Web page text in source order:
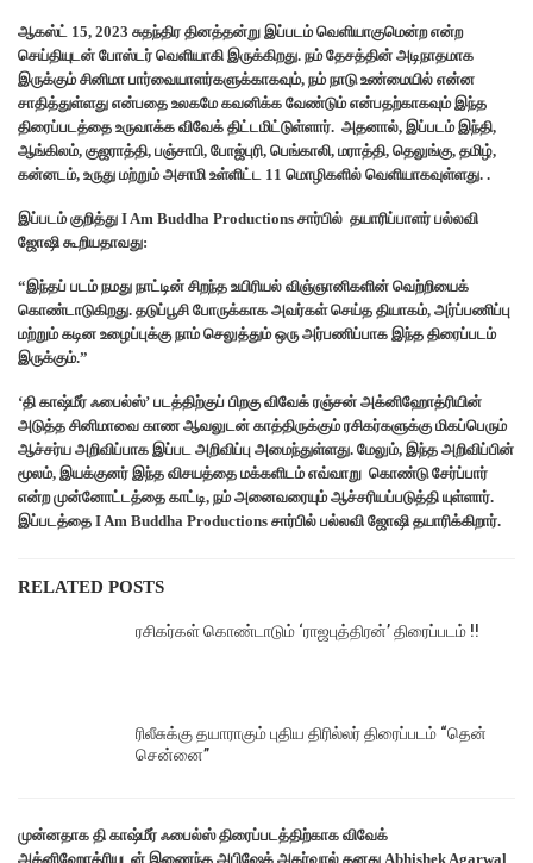
ஆகஸ்ட் 15, 2023 சுதந்திர தினத்தன்று இப்படம் வெளியாகுமென்ற என்ற
செய்தியுடன் போஸ்டர் வெளியாகி இருக்கிறது. நம் தேசத்தின் அடிநாதமாக
இருக்கும் சினிமா பார்வையாளர்களுக்காகவும், நம் நாடு உண்மையில் என்ன
சாதித்துள்ளது என்பதை உலகமே கவனிக்க வேண்டும் என்பதற்காகவும் இந்த
திரைப்படத்தை உருவாக்க விவேக் திட்டமிட்டுள்ளார். அதனால், இப்படம் இந்தி,
ஆங்கிலம், குஜராத்தி, பஞ்சாபி, போஜ்புரி, பெங்காலி, மராத்தி, தெலுங்கு, தமிழ்,
கன்னடம், உருது மற்றும் அசாமி உள்ளிட்ட 11 மொழிகளில் வெளியாகவுள்ளது. .
இப்படம் குறித்து I Am Buddha Productions சார்பில் தயாரிப்பாளர் பல்லவி
ஜோஷி கூறியதாவது:
“இந்தப் படம் நமது நாட்டின் சிறந்த உயிரியல் விஞ்ஞானிகளின் வெற்றியைக்
கொண்டாடுகிறது. தடுப்பூசி போருக்காக அவர்கள் செய்த தியாகம், அர்ப்பணிப்பு
மற்றும் கடின உழைப்புக்கு நாம் செலுத்தும் ஒரு அர்பணிப்பாக இந்த திரைப்படம்
இருக்கும்.”
‘தி காஷ்மீர் ஃபைல்ஸ்’ படத்திற்குப் பிறகு விவேக் ரஞ்சன் அக்னிஹோத்ரியின்
அடுத்த சினிமாவை காண ஆவலுடன் காத்திருக்கும் ரசிகர்களுக்கு மிகப்பெரும்
ஆச்சர்ய அறிவிப்பாக இப்பட அறிவிப்பு அமைந்துள்ளது. மேலும், இந்த அறிவிப்பின்
மூலம், இயக்குனர் இந்த விசயத்தை மக்களிடம் எவ்வாறு கொண்டு சேர்ப்பார்
என்ற முன்னோட்டத்தை காட்டி, நம் அனைவரையும் ஆச்சரியப்படுத்தி யுள்ளார்.
இப்படத்தை I Am Buddha Productions சார்பில் பல்லவி ஜோஷி தயாரிக்கிறார்.
RELATED POSTS
ரசிகர்கள் கொண்டாடும் ‘ராஜபுத்திரன்’ திரைப்படம் !!
ரிலீசுக்கு தயாராகும் புதிய திரில்லர் திரைப்படம் “தென்
சென்னை”
முன்னதாக தி காஷ்மீர் ஃபைல்ஸ் திரைப்படத்திற்காக விவேக்
அக்னிஹோத்ரியுடன் இணைந்த அபிஷேக் அகர்வால் தனது Abhishek Agarwal